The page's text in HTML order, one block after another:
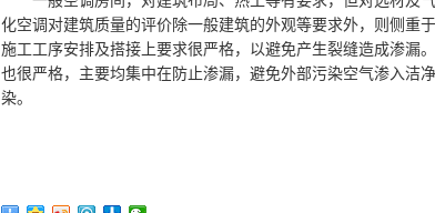
化空调对建筑质量的评价除一般建筑的外观等要求外，则侧重
施工工序安排及搭接上要求很严格，以避免产生裂缝造成渗漏
也很严格，主要均集中在防止渗漏，避免外部污染空气渗入洁
染。